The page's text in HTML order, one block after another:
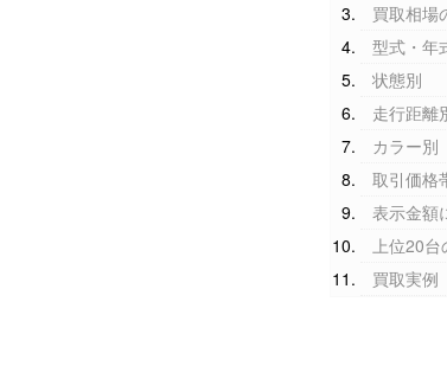
買取相場
型式・年
状態別
走行距離
カラー別
取引価格
表示金額
上位20台
買取実例